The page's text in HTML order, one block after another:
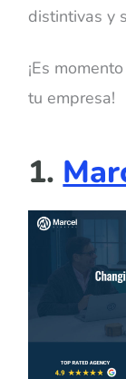
distintivas y
¡Es
tu empresa!
1.